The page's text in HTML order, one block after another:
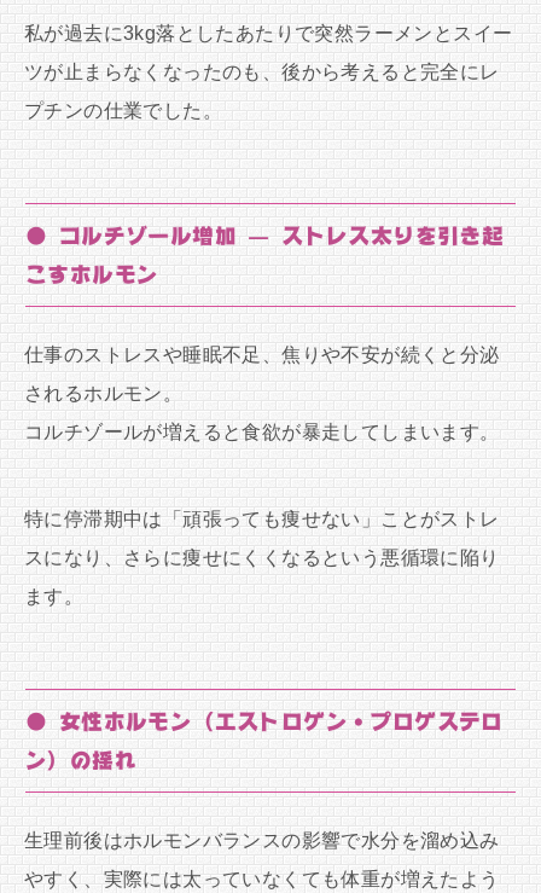
私が過去に3kg落としたあたりで突然ラーメンとスイー
ツが止まらなくなったのも、後から考えると完全にレ
プチンの仕業でした。
● コルチゾール増加 — ストレス太りを引き起
こすホルモン
仕事のストレスや睡眠不足、焦りや不安が続くと分泌
されるホルモン。
コルチゾールが増えると食欲が暴走してしまいます。
特に停滞期中は「頑張っても痩せない」ことがストレ
スになり、さらに痩せにくくなるという悪循環に陥り
ます。
● 女性ホルモン（エストロゲン・プロゲステロ
ン）の揺れ
生理前後はホルモンバランスの影響で水分を溜め込み
やすく、実際には太っていなくても体重が増えたよう